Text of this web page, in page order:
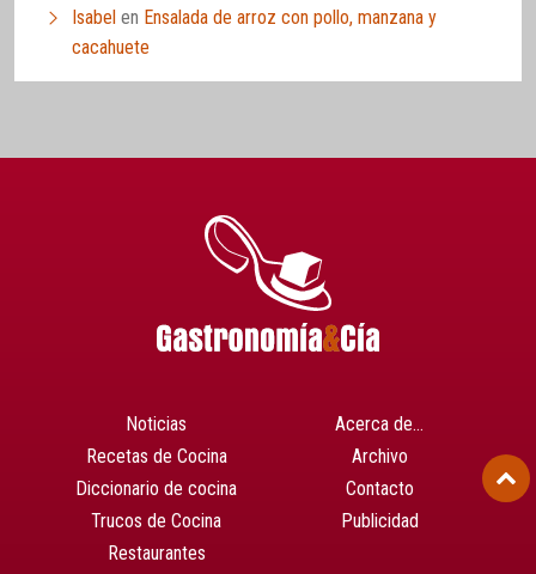
Isabel en Ensalada de arroz con pollo, manzana y
cacahuete
Noticias
Recetas de Cocina
Diccionario de cocina
Trucos de Cocina
Restaurantes
Acerca de…
Archivo
Contacto
Publicidad